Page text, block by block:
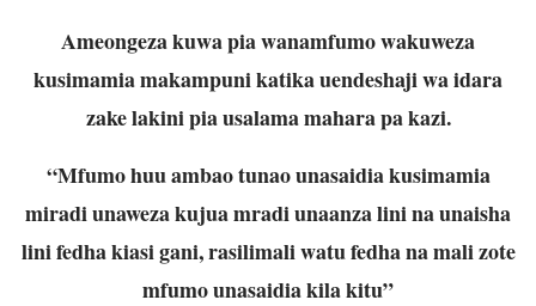
Ameongeza kuwa pia wanamfumo wakuweza
kusimamia makampuni katika uendeshaji wa idara
zake lakini pia usalama mahara pa kazi.
“Mfumo huu ambao tunao unasaidia kusimamia
miradi unaweza kujua mradi unaanza lini na unaisha
lini fedha kiasi gani, rasilimali watu fedha na mali zote
mfumo unasaidia kila kitu”